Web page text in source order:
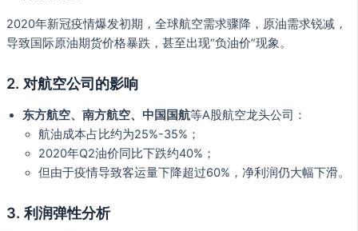
2020年新冠疫情爆发初期，全球航空需求骤降，原油需求锐减，
导致国际原油期货价格暴跌，甚至出现“负油价”现象。
2. 对航空公司的影响
东方航空、南方航空、中国国航等A股航空龙头公司：
航油成本占比约为25%-35%；
2020年Q2油价同比下跌约40%；
但由于疫情导致客运量下降超过60%，净利润仍大幅下滑。
3. 利润弹性分析